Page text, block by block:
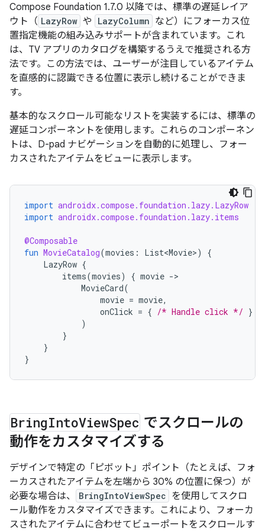
Compose Foundation 1.7.0 以降では、標準の遅延レイア
ウト（ LazyRow や LazyColumn など）にフォーカス位
置指定機能の組み込みサポートが含まれています。これ
は、TV アプリのカタログを構築するうえで推奨される方
法です。この方法では、ユーザーが注目しているアイテム
を直感的に認識できる位置に表示し続けることができま
す。
基本的なスクロール可能なリストを実装するには、標準の
遅延コンポーネントを使用します。これらのコンポーネン
トは、D-pad ナビゲーションを自動的に処理し、フォー
カスされたアイテムをビューに表示します。
import androidx.compose.foundation.lazy.LazyRow
import androidx.compose.foundation.lazy.items
@Composable
fun MovieCatalog(movies : List<Movie>)
{
LazyRow {
items(movies) { movie -
MovieCard(
movie = movie,
onClick = { /* Handle click */ }
)
}
}
}
BringIntoViewSpec でスクロールの
動作をカスタマイズする
デザインで特定の「ピボット」ポイント（たとえば、フォ
ーカスされたアイテムを左端から 30% の位置に保つ）が
必要な場合は、
BringIntoViewSpec を使用してスクロ
ール動作をカスタマイズできます。これにより、フォーカ
スされたアイテムに合わせてビューポートをスクロールす